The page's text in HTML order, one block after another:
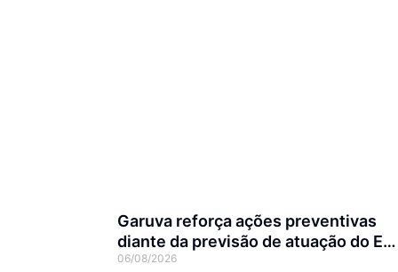
Garuva reforça ações preventivas
diante da previsão de atuação do El
Niño
06/08/2026